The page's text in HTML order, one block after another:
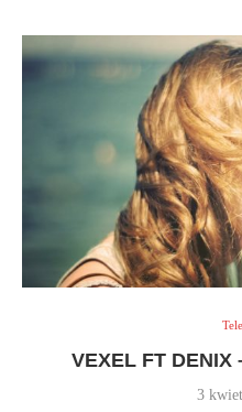
VEXEL FT DENIX
3